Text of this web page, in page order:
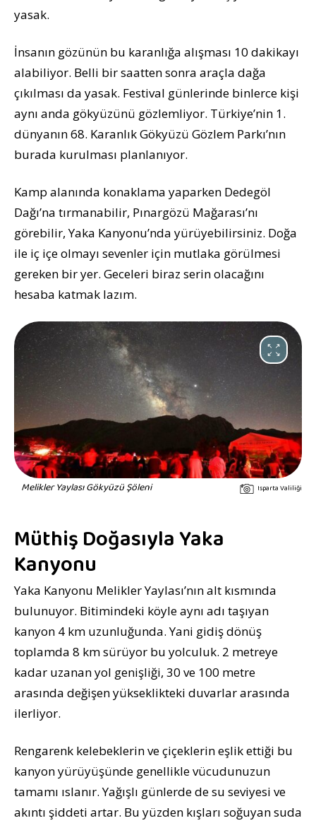
yasak.
İnsanın gözünün bu karanlığa alışması 10 dakikayı
alabiliyor. Belli bir saatten sonra araçla dağa
çıkılması da yasak. Festival günlerinde binlerce kişi
aynı anda gökyüzünü gözlemliyor. Türkiye’nin 1.
dünyanın 68. Karanlık Gökyüzü Gözlem Parkı’nın
burada kurulması planlanıyor.
Kamp alanında konaklama yaparken Dedegöl
Dağı’na tırmanabilir, Pınargözü Mağarası’nı
görebilir, Yaka Kanyonu’nda yürüyebilirsiniz. Doğa
ile iç içe olmayı sevenler için mutlaka görülmesi
gereken bir yer. Geceleri biraz serin olacağını
hesaba katmak lazım.
Melikler Yaylası Gökyüzü Şöleni Isparta Valiliği
Müthiş Doğasıyla Yaka
Kanyonu
Yaka Kanyonu Melikler Yaylası’nın alt kısmında
bulunuyor. Bitimindeki köyle aynı adı taşıyan
kanyon 4 km uzunluğunda. Yani gidiş dönüş
toplamda 8 km sürüyor bu yolculuk. 2 metreye
kadar uzanan yol genişliği, 30 ve 100 metre
arasında değişen yükseklikteki duvarlar arasında
ilerliyor.
Rengarenk kelebeklerin ve çiçeklerin eşlik ettiği bu
kanyon yürüyüşünde genellikle vücudunuzun
tamamı ıslanır. Yağışlı günlerde de su seviyesi ve
akıntı şiddeti artar. Bu yüzden kışları soğuyan suda